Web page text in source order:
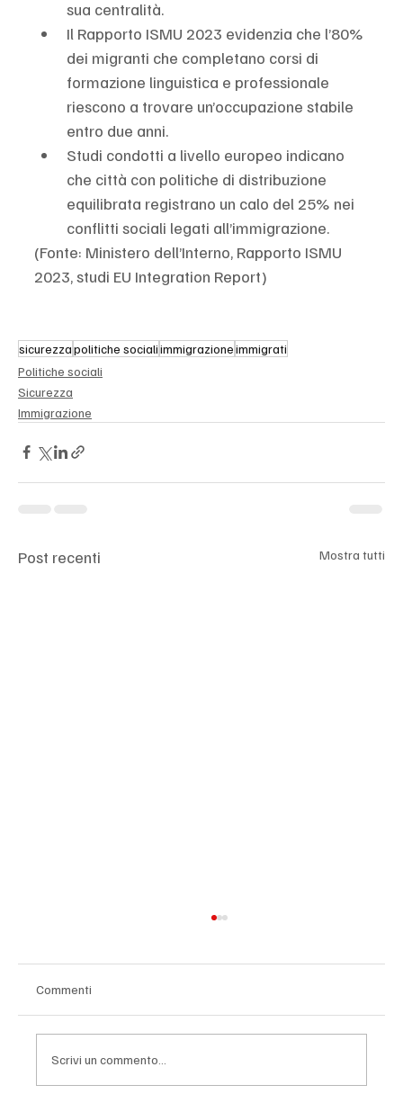
sua centralità.
Il Rapporto ISMU 2023 evidenzia che l’80%
dei migranti che completano corsi di
formazione linguistica e professionale
riescono a trovare un’occupazione stabile
entro due anni.
Studi condotti a livello europeo indicano
che città con politiche di distribuzione
equilibrata registrano un calo del 25% nei
conflitti sociali legati all’immigrazione.
(Fonte: Ministero dell’Interno, Rapporto ISMU
2023, studi EU Integration Report)
sicurezzapolitiche socialiimmigrazioneimmigrati
Politiche sociali
Sicurezza
Immigrazione
Post recenti Mostra tutti
Commenti
Scrivi un commento...